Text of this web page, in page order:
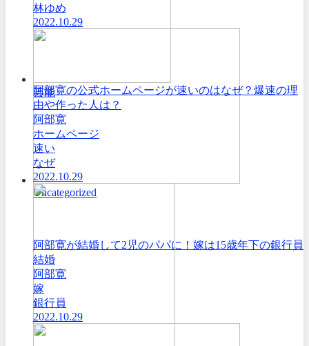
芸能
林ゆめ
2022.10.29
Uncategorized
阿部寛の公式ホームページが速いのはなぜ？爆速の理
由や作った人は？
阿部寛
ホームページ
速い
なぜ
2022.10.29
阿部寛が結婚して2児のパパに！嫁は15歳年下の銀行員
結婚
阿部寛
嫁
銀行員
2022.10.29